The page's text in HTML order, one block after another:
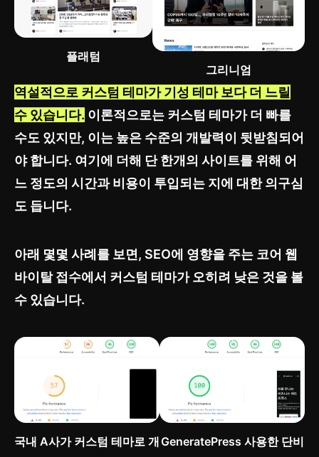
플래텀
그리니엄
역설적으로 커스텀 테마가 기성 테마 보다 더 느릴
수 있습니다. 이론적으로는 커스텀 테마가 더 빠를
수도 있지만, 이는 높은 수준의 개발력이 뒷받침되어
야 합니다. 여기에 더해 단 한개의 사이트를 위해 어
느 정도의 시간과 비용이 투입되는 지에 대한 의구심
도 듭니다.
아래 몇몇 사례를 보면, SEO에 영향을 주는 코어 웹
바이탈 접수에서 커스텀 테마가 오히려 낮은 것을 볼
수 있습니다.
국내 A사가 커스텀 테마로 개GeneratePress 사용한 단비